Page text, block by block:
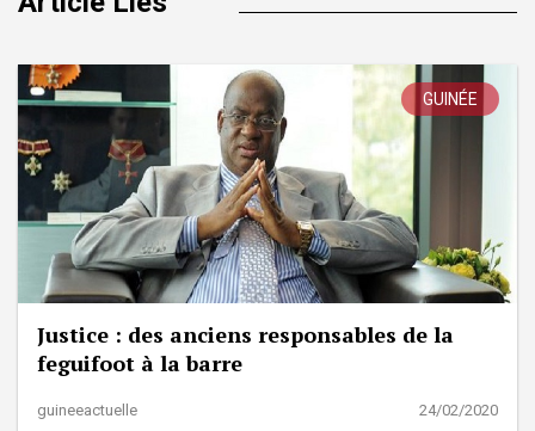
GUINÉE
Justice : des anciens responsables de la
feguifoot à la barre
guineeactuelle 24/02/2020